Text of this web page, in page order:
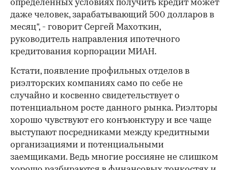
определенных условиях получить кредит может
даже человек, зарабатывающий 500 долларов в
месяц", - говорит Сергей Махоткин,
руководитель направления ипотечного
кредитования корпорации МИАН.
Кстати, появление профильных отделов в
риэлторских компаниях само по себе не
случайно и косвенно свидетельствует о
потенциальном росте данного рынка. Риэлторы
хорошо чувствуют его конъюнктуру и все чаще
выступают посредниками между кредитными
организациями и потенциальными
заемщиками. Ведь многие россияне не слишком